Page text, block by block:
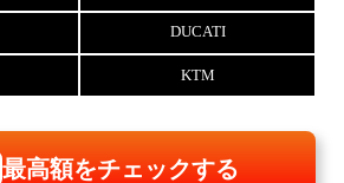
DUCATI
KTM
最高額をチェックする